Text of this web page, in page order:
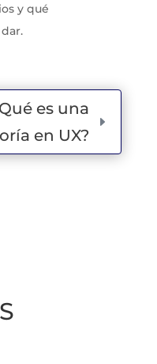
y qué
es una
en UX?